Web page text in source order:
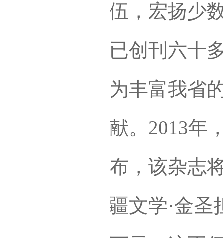
伍，宏扬少
已创刊六十
为丰富我省
献。2013年
布，该杂志
疆文学·金圣